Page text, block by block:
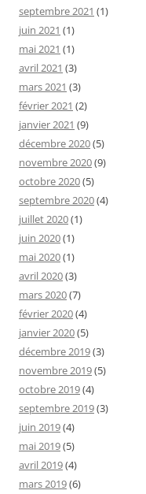
septembre 2021 (1)
juin 2021 (1)
mai 2021 (1)
avril 2021 (3)
mars 2021 (3)
février 2021 (2)
janvier 2021 (9)
décembre 2020(5)
novembre 2020(9)
octobre 2020(5)
septembre 2020(4)
juillet 2020(1)
juin 2020(1)
mai 2020(1)
avril 2020(3)
mars 2020(7)
février 2020(4)
janvier 2020(5)
décembre 2019(3)
novembre 2019(5)
octobre 2019(4)
septembre 2019(3)
juin 2019(4)
mai 2019(5)
avril 2019(4)
mars 2019(6)